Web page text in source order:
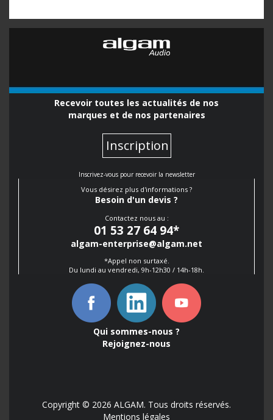
Recevoir toutes les actualités de nos
marques et de nos partenaires
Inscription
Inscrivez-vous pour recevoir la newsletter
Vous désirez plus d'informations ?
Besoin d'un devis ?
Contactez nous au :
01 53 27 64 94*
algam-enterprise@algam.net
*Appel non surtaxé.
Du lundi au vendredi, 9h-12h30 / 14h-18h.
Qui sommes-nous ?
Rejoignez-nous
Copyright © 2026 ALGAM. Tous droits réservés.
Mentions légales